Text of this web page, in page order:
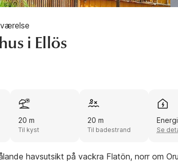
i Ellös
20 m
Til kyst
20 m
Til badestrand Se
havsutsikt på vackra Flatön, norr om